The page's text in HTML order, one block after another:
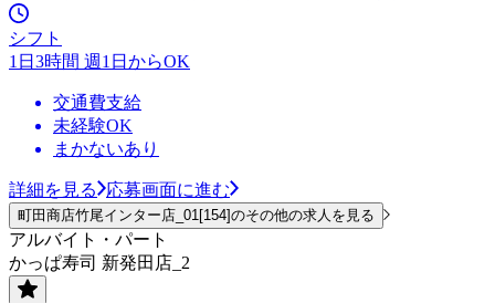
シフト
1日3時間 週1日からOK
交通費支給
未経験OK
まかないあり
詳細を見る 応募画面に進む
町田商店竹尾インター店_01[154]のその他の求人を見る
アルバイト・パート
かっぱ寿司 新発田店_2